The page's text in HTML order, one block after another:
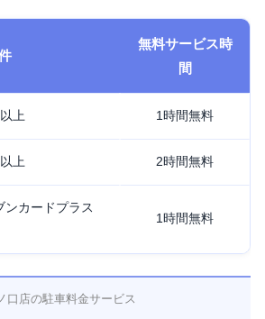
無料サービス時
間
上 1時間無料
上 2時間無料
ンカードプラス
1時間無料
口店の駐車料金サービス